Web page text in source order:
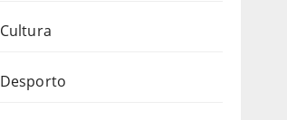
Cultura
Desporto